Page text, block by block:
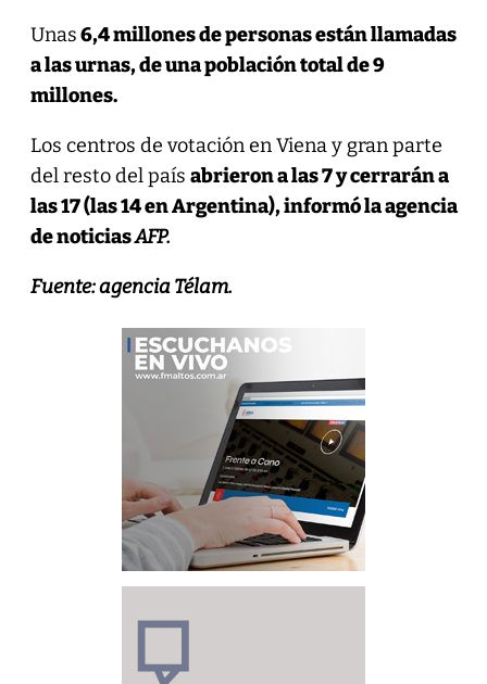
Unas6,4 millones de personas están llamadas
a las urnas, de una población total de 9
millones.
Los centros de votación en Viena y gran parte
del resto del país abrieron a las 7 y cerrarán a
las 17 (las 14 en Argentina), informó la agencia
de noticiasAFP.
Fuente: agencia Télam.